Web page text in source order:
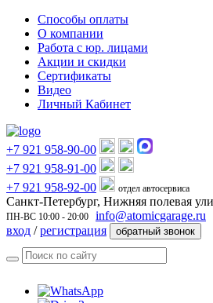
Способы оплаты
О компании
Работа с юр. лицами
Акции и скидки
Сертификаты
Видео
Личный Кабинет
+7 921 958-90-00
+7 921 958-91-00
+7 921 958-92-00
отдел автосервиса
Санкт-Петербург, Нижняя полевая
ПН-ВС 10:00 - 20:00
info@atomicgarage.ru
вход /регистрация обратный звонок